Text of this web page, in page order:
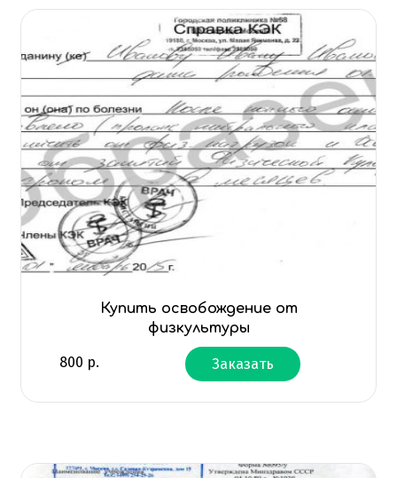
Купить освобождение от
физкультуры
800 р. Заказать